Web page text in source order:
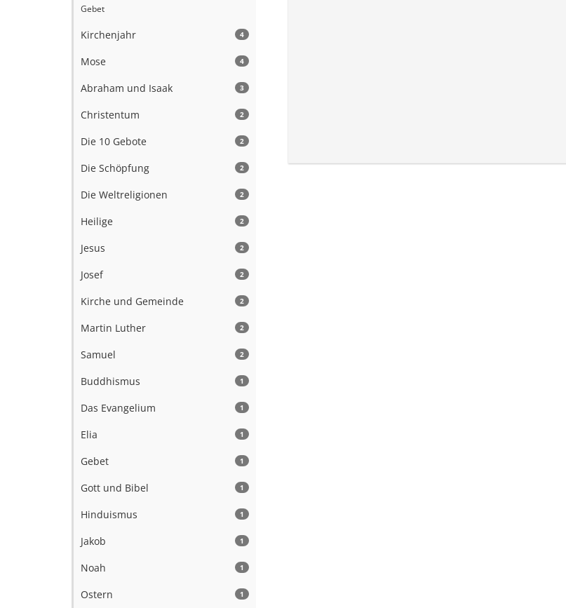
Gebet
4
Kirchenjahr
4
Mose
3
Abraham und Isaak
2
Christentum
2
Die 10 Gebote
2
Die Schöpfung
2
Die Weltreligionen
2
Heilige
2
Jesus
2
Josef
2
Kirche und Gemeinde
2
Martin Luther
2
Samuel
1
Buddhismus
1
Das Evangelium
1
Elia
1
Gebet
1
Gott und Bibel
1
Hinduismus
1
Jakob
1
Noah
1
Ostern